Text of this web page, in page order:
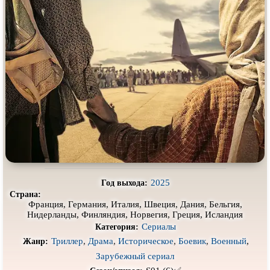
Про выживание Про гангстеров
Про гонки Про деревню
Про динозавров Про драконов
Про животных Про зомби
Про инопланетян
Про корабли и подводные
лодки
Про космос
Про любовь
Про маньяков и серийных
Про мафию
Про оборотней Про пиратов
Про роботов Про рыцарей
Про собак
Год выхода: 2025
Страна:
Франция, Германия, Италия, Швеция, Дания, Бельгия,
Нидерланды, Финляндия, Норвегия, Греция, Исландия
Категория: Сериалы
Жанр: Триллер, Драма, Историческое, Боевик, Военный,
Зарубежный сериал